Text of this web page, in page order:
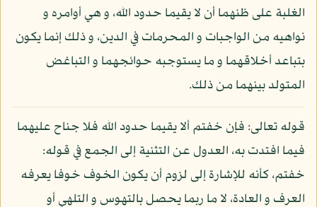
الغلبة على ظنهما أن لا يقيما حدود الله، و هي أوامره و
نواهيه من الواجبات و المحرمات في الدين، و ذلك إنما يكون
بتباعد أخلاقهما و ما يستوجبه حوائجهما و التباغض
المتولد بينهما من ذلك.
قوله تعالى: فإن خفتم ألا يقيما حدود الله فلا جناح عليهما
فيما افتدت به، العدول عن التثنية إلى الجمع في قوله:
خفتم، كأنه للإشارة إلى لزوم أن يكون الخوف خوفا يعرفه
العرف و العادة، لا ما ربما يحصل بالتهوس و التلهي أو